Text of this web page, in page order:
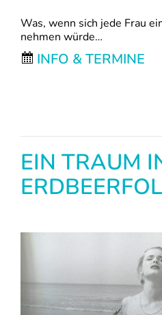
Was, wenn sich jede Frau
nehmen würde…
INFO & TERMINE
EIN TRAUM